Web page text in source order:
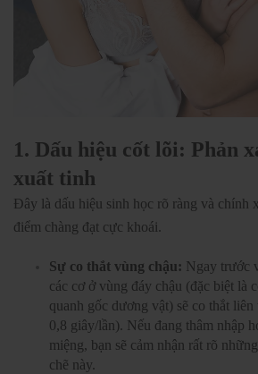
1. Dấu hiệu cốt lõi: Phản
xuất tinh
Đây là dấu hiệu sinh học rõ ràng và chính
điểm chàng đạt cực khoái.
Sự co thắt vùng chậu: Ngay trước
các cơ ở vùng đáy chậu (đặc biệt là
quanh gốc dương vật) sẽ co thắt
0,8 giây/lần). Nếu đang thâm nhập
miệng, bạn sẽ cảm nhận rất rõ
chẽ này.